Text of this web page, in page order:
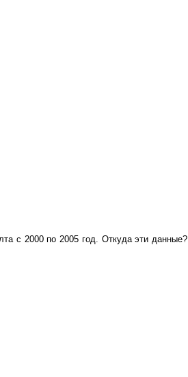
с 2000 по 2005 год. Откуда эти данные?